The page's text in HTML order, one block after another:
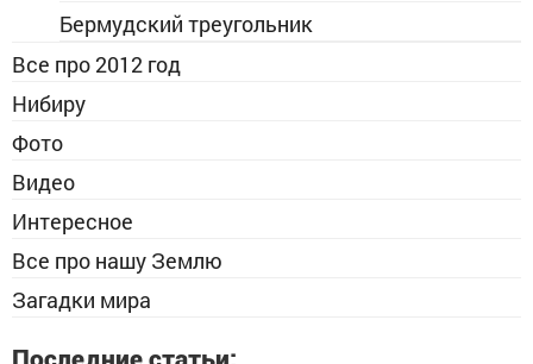
Бермудский треугольник
Все про 2012 год
Нибиру
Фото
Видео
Интересное
Все про нашу Землю
Загадки мира